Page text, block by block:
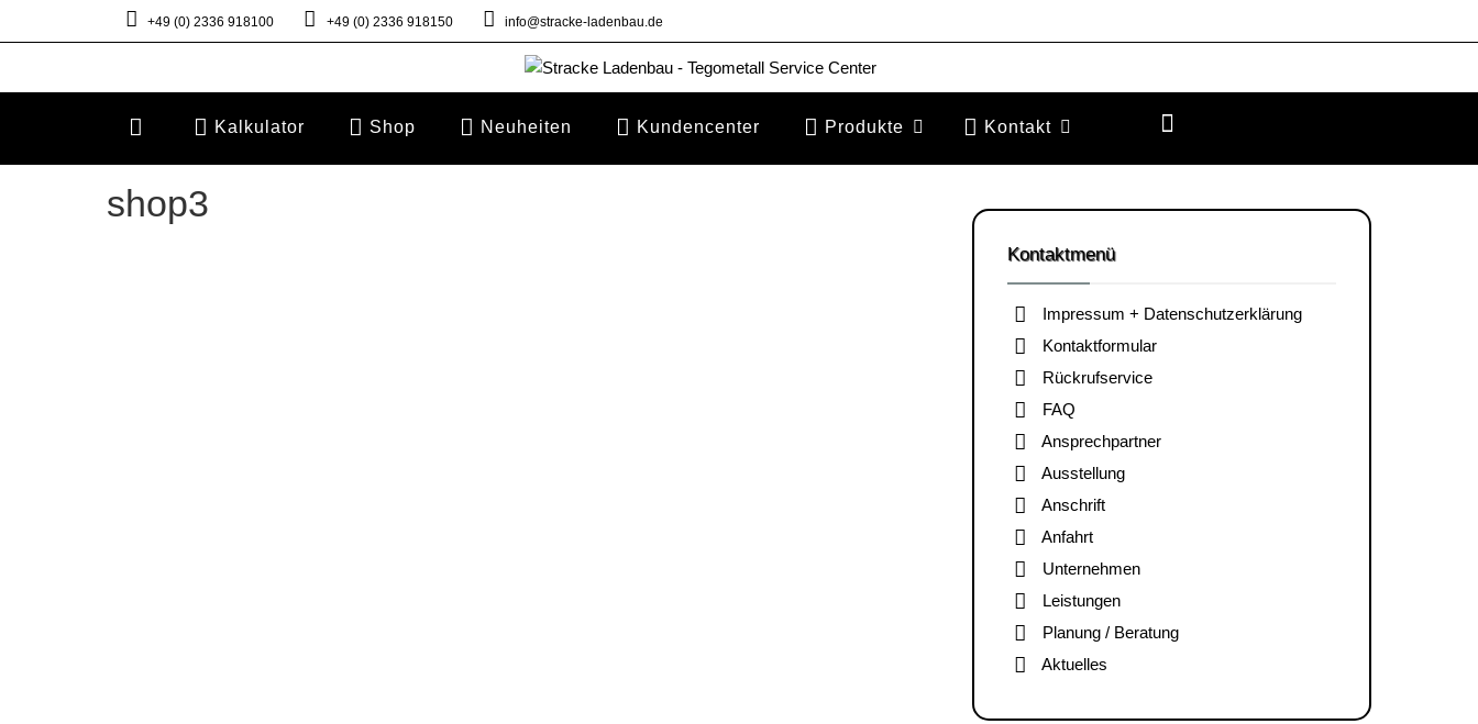
+49 (0) 2336 918100 +49 (0) 2336 918150 info@stracke-ladenbau.de
Kalkulator Shop Neuheiten Kundencenter Produkte Kontakt
shop3
Kontaktmenü
Impressum + Datenschutzerklärung
Kontaktformular
Rückrufservice
FAQ
Ansprechpartner
Ausstellung
Anschrift
Anfahrt
Unternehmen
Leistungen
Planung / Beratung
Aktuelles